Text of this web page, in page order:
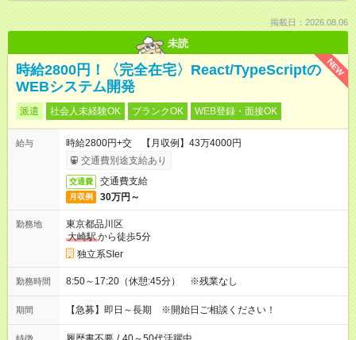
掲載日：2026.08.06
未読
NEW
時給2800円！〈完全在宅〉React/TypeScriptの
WEBシステム開発
派遣 社会人未経験OK ブランクOK WEB登録・面接OK
給与
時給2800円+交 【月収例】43万4000円
交通費別途支給あり
交通費 交通費支給
月収例 30万円～
勤務地
東京都品川区
大崎駅から徒歩5分
独立系SIer
勤務時間 8:50～17:20（休憩:45分） ※残業なし
期間 【急募】即日～長期 ※開始日ご相談ください！